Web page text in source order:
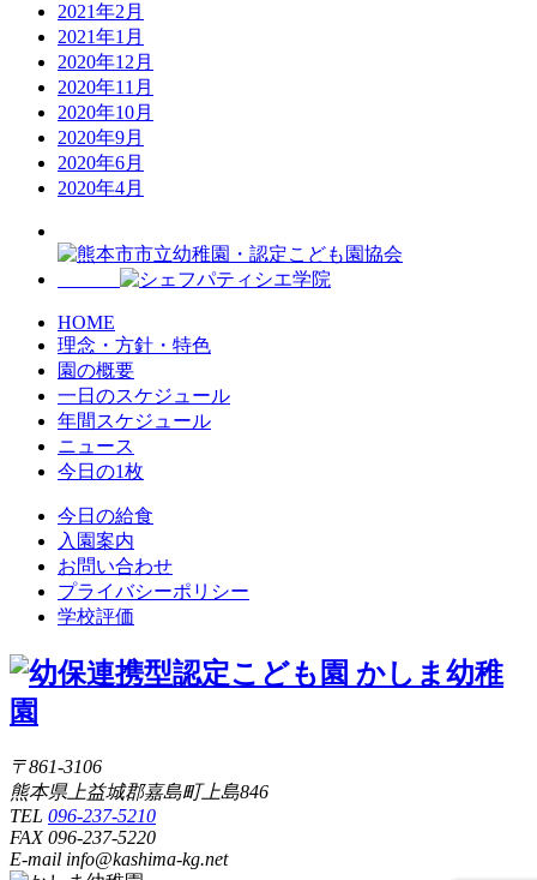
2021年2月
2021年1月
2020年12月
2020年11月
2020年10月
2020年9月
2020年6月
2020年4月
HOME
理念・方針・特色
園の概要
一日のスケジュール
年間スケジュール
ニュース
今日の1枚
今日の給食
入園案内
お問い合わせ
プライバシーポリシー
学校評価
〒861-3106
熊本県上益城郡嘉島町上島846
TEL 096-237-5210
FAX 096-237-5220
E-mail info@kashima-kg.net